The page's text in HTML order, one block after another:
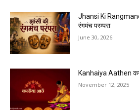
Jhansi Ki
रंगमंच परम्परा
June 30, 2026
Kanhaiya Aathen
November 12, 2025